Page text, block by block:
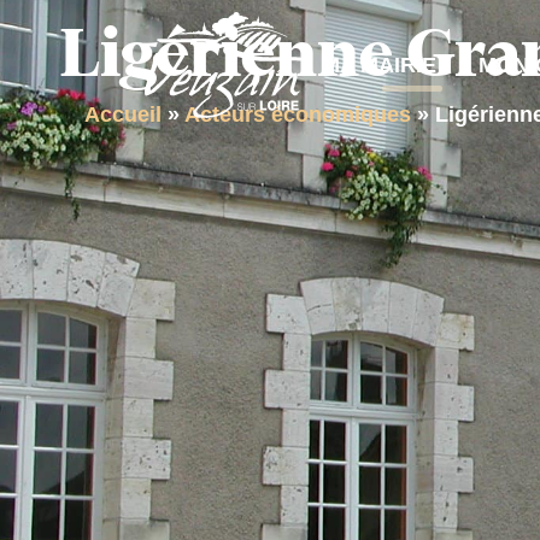
principal
MA MAIRIE MON
Ligérienne
Accueil» Acteurs économiques»